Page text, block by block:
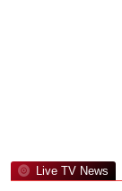
Live TV News